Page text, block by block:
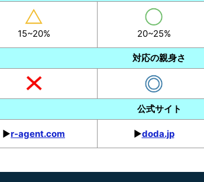
15~20% 20~25%
対応の親身さ
公式サイト
▶︎r-agent.com ▶︎doda.jp